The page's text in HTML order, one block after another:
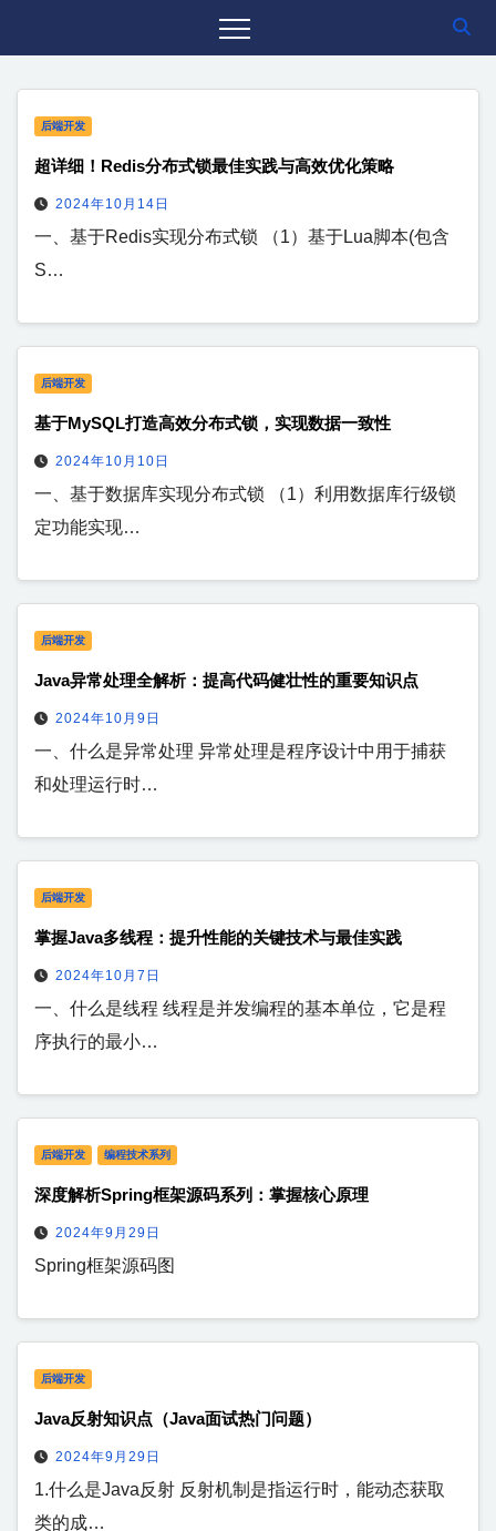
后端开发
超详细！Redis分布式锁最佳实践与高效优化策略
2024年10月14日
一、基于Redis实现分布式锁 （1）基于Lua脚本(包含
S…
后端开发
基于MySQL打造高效分布式锁，实现数据一致性
2024年10月10日
一、基于数据库实现分布式锁 （1）利用数据库行级锁
定功能实现…
后端开发
Java异常处理全解析：提高代码健壮性的重要知识点
2024年10月9日
一、什么是异常处理 异常处理是程序设计中用于捕获
和处理运行时…
后端开发
掌握Java多线程：提升性能的关键技术与最佳实践
2024年10月7日
一、什么是线程 线程是并发编程的基本单位，它是程
序执行的最小…
后端开发 编程技术系列
深度解析Spring框架源码系列：掌握核心原理
2024年9月29日
Spring框架源码图
后端开发
Java反射知识点（Java面试热门问题）
2024年9月29日
1.什么是Java反射 反射机制是指运行时，能动态获取
类的成…